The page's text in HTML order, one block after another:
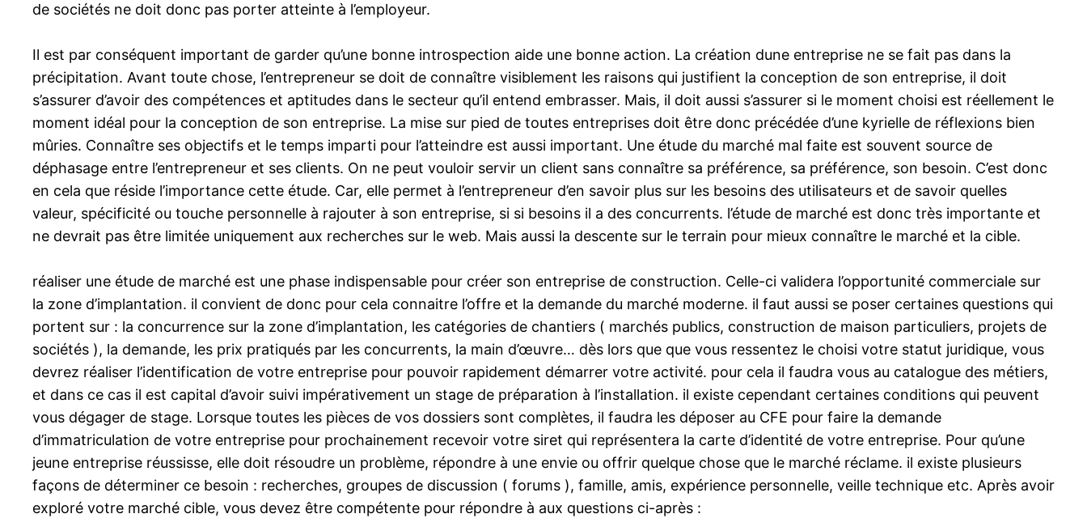
de sociétés ne doit donc pas porter atteinte à l’employeur.
Il est par conséquent important de garder qu’une bonne introspection aide une bonne action. La création dune entreprise ne se fait pas dans la
précipitation. Avant toute chose, l’entrepreneur se doit de connaître visiblement les raisons qui justifient la conception de son entreprise, il doit
s’assurer d’avoir des compétences et aptitudes dans le secteur qu’il entend embrasser. Mais, il doit aussi s’assurer si le moment choisi est réellement le
moment idéal pour la conception de son entreprise. La mise sur pied de toutes entreprises doit être donc précédée d’une kyrielle de réflexions bien
mûries. Connaître ses objectifs et le temps imparti pour l’atteindre est aussi important. Une étude du marché mal faite est souvent source de
déphasage entre l’entrepreneur et ses clients. On ne peut vouloir servir un client sans connaître sa préférence, sa préférence, son besoin. C’est donc
en cela que réside l’importance cette étude. Car, elle permet à l’entrepreneur d’en savoir plus sur les besoins des utilisateurs et de savoir quelles
valeur, spécificité ou touche personnelle à rajouter à son entreprise, si si besoins il a des concurrents. l’étude de marché est donc très importante et
ne devrait pas être limitée uniquement aux recherches sur le web. Mais aussi la descente sur le terrain pour mieux connaître le marché et la cible.
réaliser une étude de marché est une phase indispensable pour créer son entreprise de construction. Celle-ci validera l’opportunité commerciale sur
la zone d’implantation. il convient de donc pour cela connaitre l’offre et la demande du marché moderne. il faut aussi se poser certaines questions qui
portent sur : la concurrence sur la zone d’implantation, les catégories de chantiers ( marchés publics, construction de maison particuliers, projets de
sociétés ), la demande, les prix pratiqués par les concurrents, la main d’œuvre… dès lors que que vous ressentez le choisi votre statut juridique, vous
devrez réaliser l’identification de votre entreprise pour pouvoir rapidement démarrer votre activité. pour cela il faudra vous au catalogue des métiers,
et dans ce cas il est capital d’avoir suivi impérativement un stage de préparation à l’installation. il existe cependant certaines conditions qui peuvent
vous dégager de stage. Lorsque toutes les pièces de vos dossiers sont complètes, il faudra les déposer au CFE pour faire la demande
d’immatriculation de votre entreprise pour prochainement recevoir votre siret qui représentera la carte d’identité de votre entreprise. Pour qu’une
jeune entreprise réussisse, elle doit résoudre un problème, répondre à une envie ou offrir quelque chose que le marché réclame. il existe plusieurs
façons de déterminer ce besoin : recherches, groupes de discussion ( forums ), famille, amis, expérience personnelle, veille technique etc. Après avoir
exploré votre marché cible, vous devez être compétente pour répondre à aux questions ci-après :